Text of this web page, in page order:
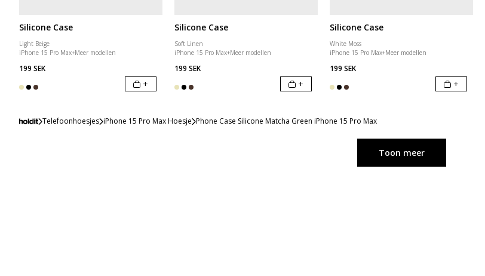
Silicone Case
Light Beige
iPhone 15 Pro Max+Meer modellen
199 SEK
+
Silicone Case
Soft Linen
iPhone 15 Pro Max+Meer modellen
199 SEK
+
Silicone Case
White Moss
iPhone 15 Pro Max+Meer modellen
199 SEK
+
Telefoonhoesjes iPhone 15 Pro Max Hoesje Phone Case Silicone Matcha Green iPhone 15 Pro Max
Toon meer